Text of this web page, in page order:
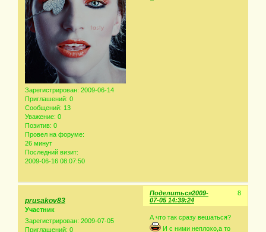
Зарегистрирован: 2009-06-14
Приглашений: 0
Сообщений: 13
Уважение: 0
Позитив: 0
Провел на форуме:
26 минут
Последний визит:
2009-06-16 08:07:50
Поделиться 8
2009-
07-05 14:39:24
prusakov83
Участник
Зарегистрирован: 2009-07-05
Приглашений: 0
А что так сразу вешаться?
И с ними неплохо,а то